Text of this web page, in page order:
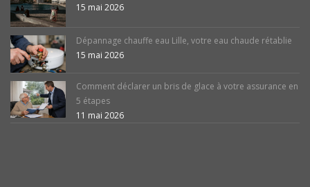
15 mai 2026
Dépannage chauffe eau Lille, votre eau chaude rétablie
15 mai 2026
Comment déclarer un bris de glace à votre assurance en
5 étapes
11 mai 2026